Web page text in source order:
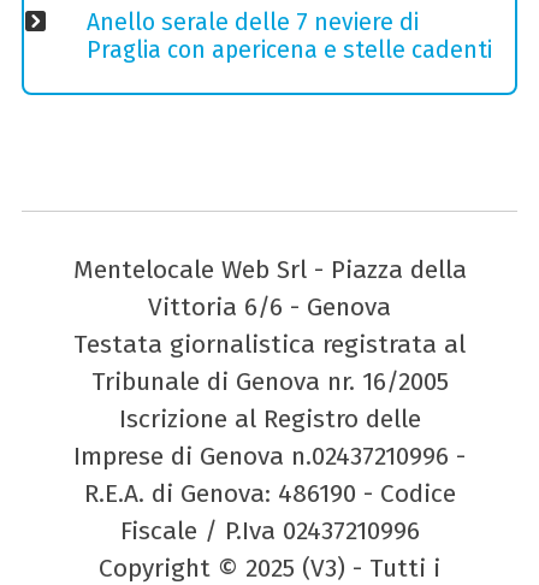
Anello serale delle 7 neviere di
Praglia con apericena e stelle cadenti
Mentelocale Web Srl - Piazza della
Vittoria 6/6 - Genova
Testata giornalistica registrata al
Tribunale di Genova nr. 16/2005
Iscrizione al Registro delle
Imprese di Genova n.02437210996 -
R.E.A. di Genova: 486190 - Codice
Fiscale / P.Iva 02437210996
Copyright © 2025 (V3) - Tutti i